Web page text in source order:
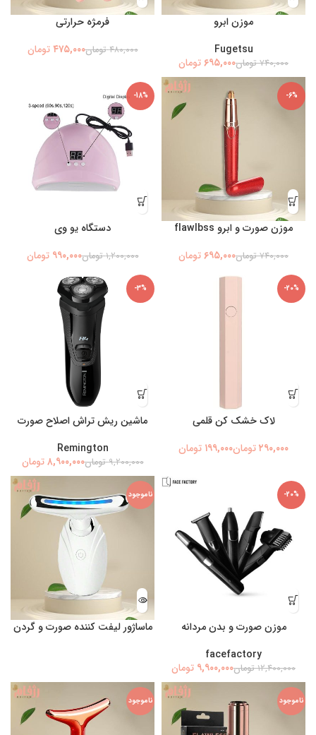
موزن ابرو
Fugetsu
۷۴۰,۰۰۰ تومان۶۹۵,۰۰۰تومان
فرمژه حرارتی
۴۸۰,۰۰۰ تومان۴۷۵,۰۰۰ تومان
-6%
موزن صورت و ابرو flawlbss
۷۴۰,۰۰۰ تومان۶۹۵,۰۰۰تومان
-18%
دستگاه یو وی
۱,۲۰۰,۰۰۰ تومان۹۹۰,۰۰۰ تومان
-20%
لاک خشک کن قلمی
تومان
تومان
-3%
ماشین ریش تراش اصلاح صورت
Remington
۹,۲۰۰,۰۰۰ تومان۸,۹۰۰,۰۰۰ تومان
-20%
موزن صورت و بدن مردانه
facefactory
۱۲,۴۰۰,۰۰۰ تومان۹,۹۰۰,۰۰۰ تومان
ناموجود
ماساژور لیفت کننده صورت و گردن
ناموجود ناموجود